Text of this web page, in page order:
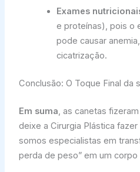
Exames
e proteínas), pois o
pode causar
cicatrização.
Conclusão: O Toque Final da
Em suma , as canetas
deixe a Cirurgia Plástica fazer
somos especialistas em
perda de peso” em um